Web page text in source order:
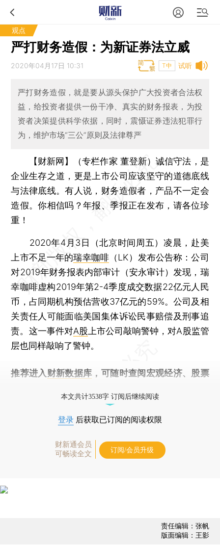
观点
严打财务造假：为新证券法立威
试听
2020年04月17日 10:31 T中
严打财务造假，就是要从源头保护广大投资者合法权
益，给投资者提供一份干净、真实的财务报表，为投
资者决策提供科学依据，同时，震慑证券违法犯罪行
为，维护市场“三公”原则及法律尊严
【财新网】（专栏作家 董登新）诚信守法，是
企业生存之道，更是上市公司应该坚守的道德底线
与法律底线。有人说，财务造假者，产品不一定会
造假。你相信吗？年报、季报正在发布，请各位珍
重！
2020年4月3日（北京时间周五）凌晨，赴美
上市不足一年的瑞幸咖啡 （LK）发布公告称：公司
对2019年财务报表内部审计（安永审计）发现，瑞
幸咖啡虚构2019年第2-4季度成交数据22亿元人民
币，占同期机构预估营收37亿元的59%。公司及相
关责任人可能面临美国集体诉讼民事赔偿及刑事追
责。这一事件对A股 上市公司敲响警钟，对A股监管
层也同样敲响了警钟。
推荐进入 财新数据库 ，可随时查阅宏观经济、股票
本文共计3538字 订阅后继续阅读
登录 后获取已订阅的阅读权限
财新通会员
可畅读全文
订阅/会员升级
责任编辑：张帆
版面编辑：王影